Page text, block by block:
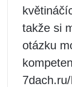
takže si
otázku